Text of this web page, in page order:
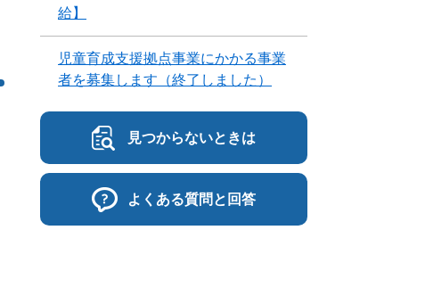
給】
児童育成支援拠点事業にかかる事業
者を募集します（終了しました）
見つからないときは
よくある質問と回答